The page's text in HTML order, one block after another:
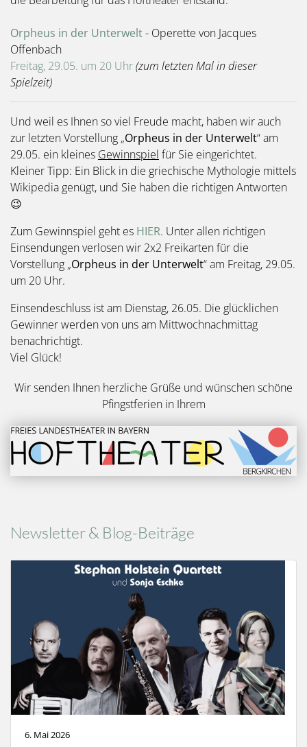
Orpheus in der Unterwelt- Operette von Jacques
Offenbach
Freitag, 29.05. um 20 Uhr(zum letzten Mal in dieser
Spielzeit)
Und weil es Ihnen so viel Freude macht, haben wir auch
zur letzten Vorstellung „Orpheus in der Unterwelt“ am
29.05. ein kleines Gewinnspiel für Sie eingerichtet.
Kleiner Tipp: Ein Blick in die griechische Mythologie mittels
Wikipedia genügt, und Sie haben die richtigen Antworten
😉
Zum Gewinnspiel geht es HIER. Unter allen richtigen
Einsendungen verlosen wir 2x2 Freikarten für die
Vorstellung „Orpheus in der Unterwelt“ am Freitag, 29.05.
um 20 Uhr.
Einsendeschluss ist am Dienstag, 26.05. Die glücklichen
Gewinner werden von uns am Mittwochnachmittag
benachrichtigt.
Viel Glück!
Wir senden Ihnen herzliche Grüße und wünschen schöne
Pfingstferien in Ihrem
Bild
Newsletter & Blog-Beiträge
6. Mai 2026